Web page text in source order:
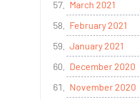
March 2021
February 2021
January 2021
December 2020
November 2020